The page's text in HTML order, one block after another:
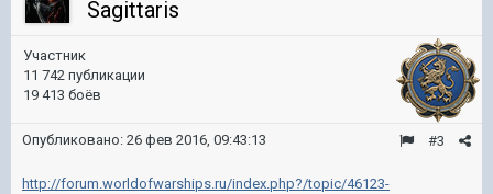
Sagittaris
Участник
11 742 публикации
19 413 боёв
#3
Опубликовано: 26 фев 2016, 09:43:13
http://forum.worldofwarships.ru/index.php?/topic/46123-